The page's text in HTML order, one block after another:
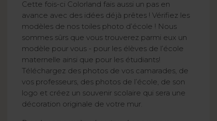
Cette fois-ci Colorland fais aussi un pas en
avance avec des idées déjà prêtes ! Vérifiez les
modèles de nos toiles photo d’école ! Nous
sommes sûrs que vous trouverez parmi eux un
modèle pour vous - pour les élèves de l’école
maternelle ainsi que pour les étudiants!
Téléchargez des photos de vos camarades, de
vos professeurs, des photos de l’école, de son
logo et créez un souvenir scolaire qui sera une
décoration originale de votre mur.